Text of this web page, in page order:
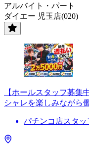
アルバイト・パート
ダイエー 児玉店(020)
【ホールスタッフ募
シャレを楽しみながら
パチンコ店スタッ